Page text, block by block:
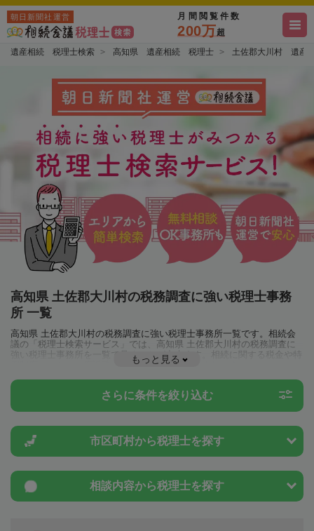
朝日新聞社運営 月間閲覧件数
200万超
遺産相続 税理士検索 高知県 遺産相続 税理士 土佐郡大川村 遺産
高知県 土佐郡大川村の税務調査に強い税理士事務
所 一覧
高知県 土佐郡大川村の税務調査に強い税理士事務所一覧です。相続会
議の「税理士検索サービス」では、高知県 土佐郡大川村の税務調査に
強い税理士事務所を一覧で見ることが出来ます。相続に関する税金や特
例制度のことは一度近隣の税理士に相談してみましょう。
もっと見る
さらに条件を絞り込む
市区町村から税理士を探す
相談内容から税理士を探す